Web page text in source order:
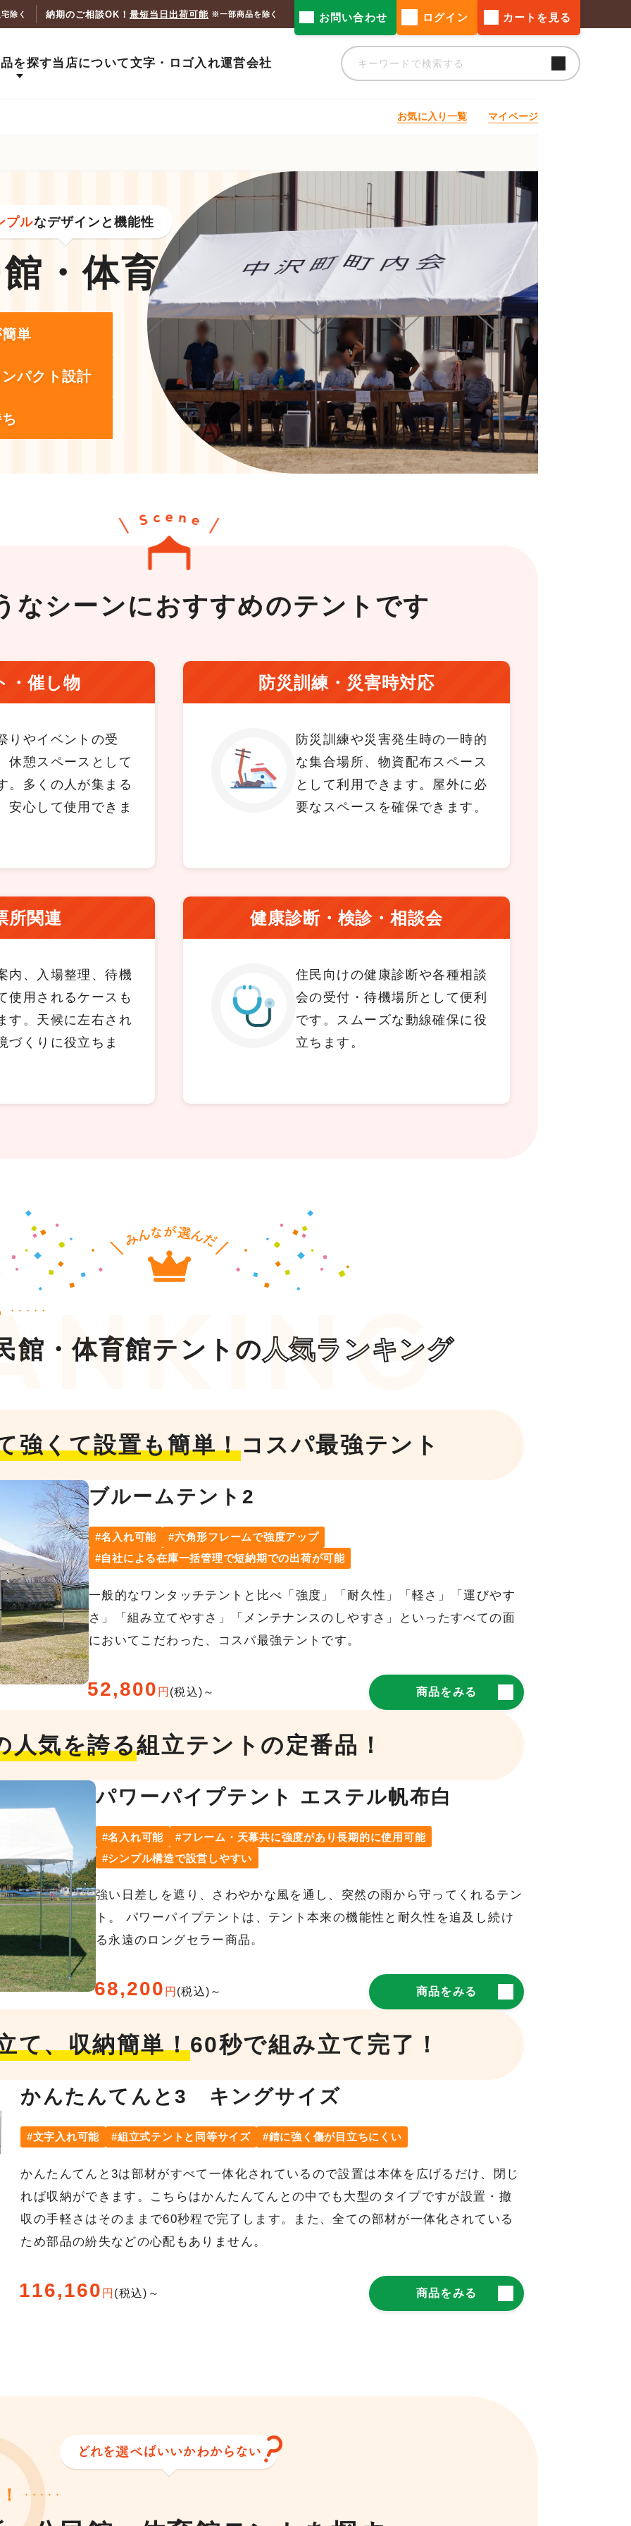
除く 納期のご相談OK！ 最短当日出荷可能 ※一部商品を除く お問い合わせ ログイン カートを見る
を探す当店について文字・ロゴ入れ運営会社
お気に入り一覧 マイページ
プルなデザインと機能性
・体育館 テント
単
パクト設計
なシーンにおすすめのテントです
・催し物
りやイベントの受
休憩スペースとして
。多くの人が集まる
安心して使用できま
防災訓練・災害時対応
防災訓練や災害発生時の一時的
な集合場所、物資配布スペース
として利用できます。屋外に必
要なスペースを確保できます。
所関連
内、入場整理、待機
使用されるケースも
す。天候に左右され
づくりに役立ちま
健康診断・検診・相談会
住民向けの健康診断や各種相談
会の受付・待機場所として便利
です。スムーズな動線確保に役
立ちます。
館・体育館テントの人気ランキング
強くて設置も簡単！コスパ最強テント
ブルームテント2
名入れ可能
六角形フレームで強度アップ
自社による在庫一括管理で短納期での出荷が可能
一般的なワンタッチテントと比べ「強度」「耐久性」「軽さ」「運びやす
さ」「組み立てやすさ」「メンテナンスのしやすさ」といったすべての面
においてこだわった、コスパ最強テントです。
52,800 円 (税込)～ 商品をみる
人気を誇る組立テントの定番品！
パワーパイプテント エステル帆布白
名入れ可能
フレーム・天幕共に強度があり長期的に使用可能
シンプル構造で設営しやすい
強い日差しを遮り、さわやかな風を通し、突然の雨から守ってくれるテン
ト。 パワーパイプテントは、テント本来の機能性と耐久性を追及し続け
る永遠のロングセラー商品。
68,200 円 (税込)～ 商品をみる
て、収納簡単！60秒で組み立て完了！
かんたんてんと3 キングサイズ
文字入れ可能 組立式テントと同等サイズ 錆に強く傷が目立ちにくい
かんたんてんと3は部材がすべて一体化されているので設置は本体を広げるだけ、閉じ
れば収納ができます。こちらはかんたんてんとの中でも大型のタイプですが設置・撤
収の手軽さはそのままで60秒程で完了します。また、全ての部材が一体化されている
ため部品の紛失などの心配もありません。
116,160 円 (税込)～ 商品をみる